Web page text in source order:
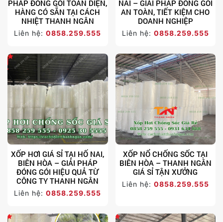
PHÁP ĐÓNG GÓI TOÀN DIỆN,
HÀNG CÓ SẴN TẠI CÁCH
NHIỆT THANH NGÂN
Liên hệ:0858.259.555
NAI – GIẢI PHÁP ĐÓNG GÓI
AN TOÀN, TIẾT KIỆM CHO
DOANH NGHIỆP
Liên hệ: 0858.259.555
XỐP HƠI GIÁ SỈ TẠI HỐ NAI,
BIÊN HÒA – GIẢI PHÁP
ĐÓNG GÓI HIỆU QUẢ TỪ
CÔNG TY THANH NGÂN
Liên hệ:0858.259.555
XỐP NỔ CHỐNG SỐC TẠI
BIÊN HÒA – THANH NGÂN
GIÁ SỈ TẬN XƯỞNG
Liên hệ: 0858.259.555